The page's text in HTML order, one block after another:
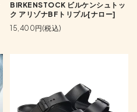
BIRKENSTOCK ビルケンシュトッ
ク アリゾナBFトリプル[ナロー]
15,400円(税込)